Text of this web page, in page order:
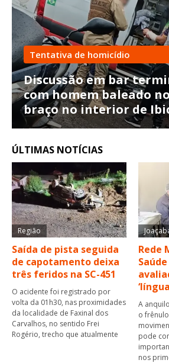
Tentativa de homicídio
Discussão em bar
com homem baleado
braço no interior de
ÚLTIMAS NOTÍCIAS
Região
Saída de pista seguida
de capotamento deixa
três feridos na SC-451
O acidente foi registrado por
volta da 01h30, nas proximidades
da localidade de Faxinal dos
Carvalhos, no sentido Frei
Rogério, trecho que atualmente
Rede
A
o
pode
nos